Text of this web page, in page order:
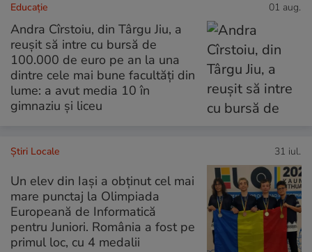
Educație 01 aug.
Andra Cîrstoiu, din Târgu Jiu, a
reușit să intre cu bursă de
100.000 de euro pe an la una
dintre cele mai bune facultăți din
lume: a avut media 10 în
gimnaziu și liceu
Știri Locale 31 iul.
Un elev din Iași a obținut cel mai
mare punctaj la Olimpiada
Europeană de Informatică
pentru Juniori. România a fost pe
primul loc, cu 4 medalii